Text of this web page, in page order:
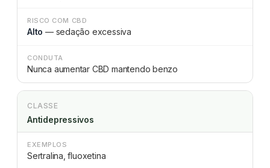
RISCO COM CBD
Alto — sedação excessiva
CONDUTA
Nunca aumentar CBD mantendo benzo
CLASSE
Antidepressivos
EXEMPLOS
Sertralina, fluoxetina